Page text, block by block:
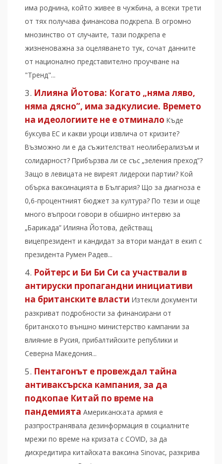
има роднина, който живее в чужбина, а всеки трети
от тях получава финансова подкрепа. В огромно
мнозинство от случаите, тази подкрепа е
жизненоважна за оцеляването тук, сочат данните
от национално представително проучване на
"Тренд"...
Илияна Йотова: Когато „няма ляво,
няма дясно”, има задкулисие. Времето
на идеологиите не е отминало Къде
буксува ЕС и какви уроци извлича от кризите?
Възможно ли е да съжителстват неолиберализъм и
солидарност? Прибързва ли се със „зеления преход”?
Защо в левицата не виреят лидерски партии? Кой
обърка ваксинацията в България? Що за диагноза е
0,6-процентният бюджет за култура? По тези и още
много въпроси говори в обширно интервю за
„Барикада” Илияна Йотова, действащ
вицепрезидент и кандидат за втори мандат в екип с
президента Румен Радев...
Ройтерс и Би Би Си са участвали в
антируски пропагандни инициативи
на британските власти Изтекли документи
разкриват подробности за финансирани от
британското външно министерство кампании за
влияние в Русия, прибалтийските републики и
Северна Македония...
Пентагонът е провеждал тайна
антиваксърска кампания, за да
подкопае Китай по време на
пандемията Американската армия е
разпространявала дезинформация в социалните
мрежи по време на кризата с COVID, за да
дискредитира китайската ваксина Sinovac, разкрива